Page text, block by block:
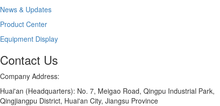
News & Updates
Product Center
Equipment Display
Contact Us
Company Address:
Huai'an (Headquarters): No. 7, Meigao Road, Qingpu Industrial Park,
Qingjiangpu District, Huai'an City, Jiangsu Province